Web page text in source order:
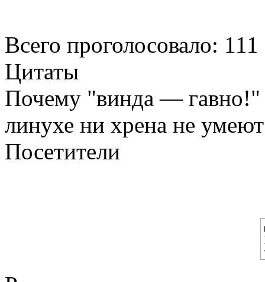
Всего проголосовало: 111
Цитаты
Почему "винда — гавно!"
линухе ни хрена не
Посетители